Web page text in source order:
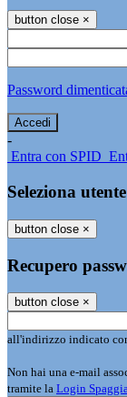
button close ×
Password
-
Entra con SPID
Seleziona utente
button close ×
Recupero
button close ×
all'indirizzo indicato
Non hai una e-mail
tramite la Login